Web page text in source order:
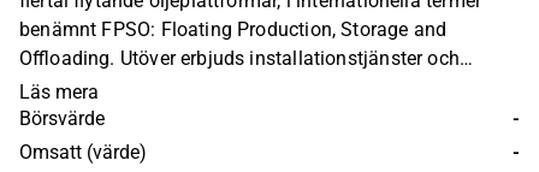
benämnt FPSO: Floating Production, Storage and
Offloading. Utöver erbjuds installationstjänster och
möjlighet till leasing. Bolaget är en del av BW koncernen
och är idag en global leverantör. Huvudkontoret ligger i
Oslo.
Läs mera
Börsvärde
-
Omsatt (värde)
-